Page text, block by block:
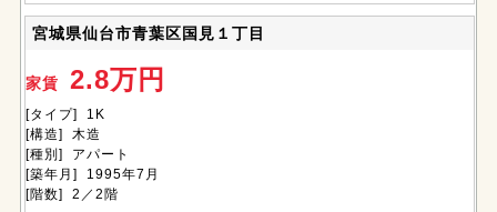
宮城県仙台市青葉区国見１丁目
家賃 2.8万円
[タイプ] 1K
[構造] 木造
[種別] アパート
[築年月] 1995年7月
[階数] 2／2階